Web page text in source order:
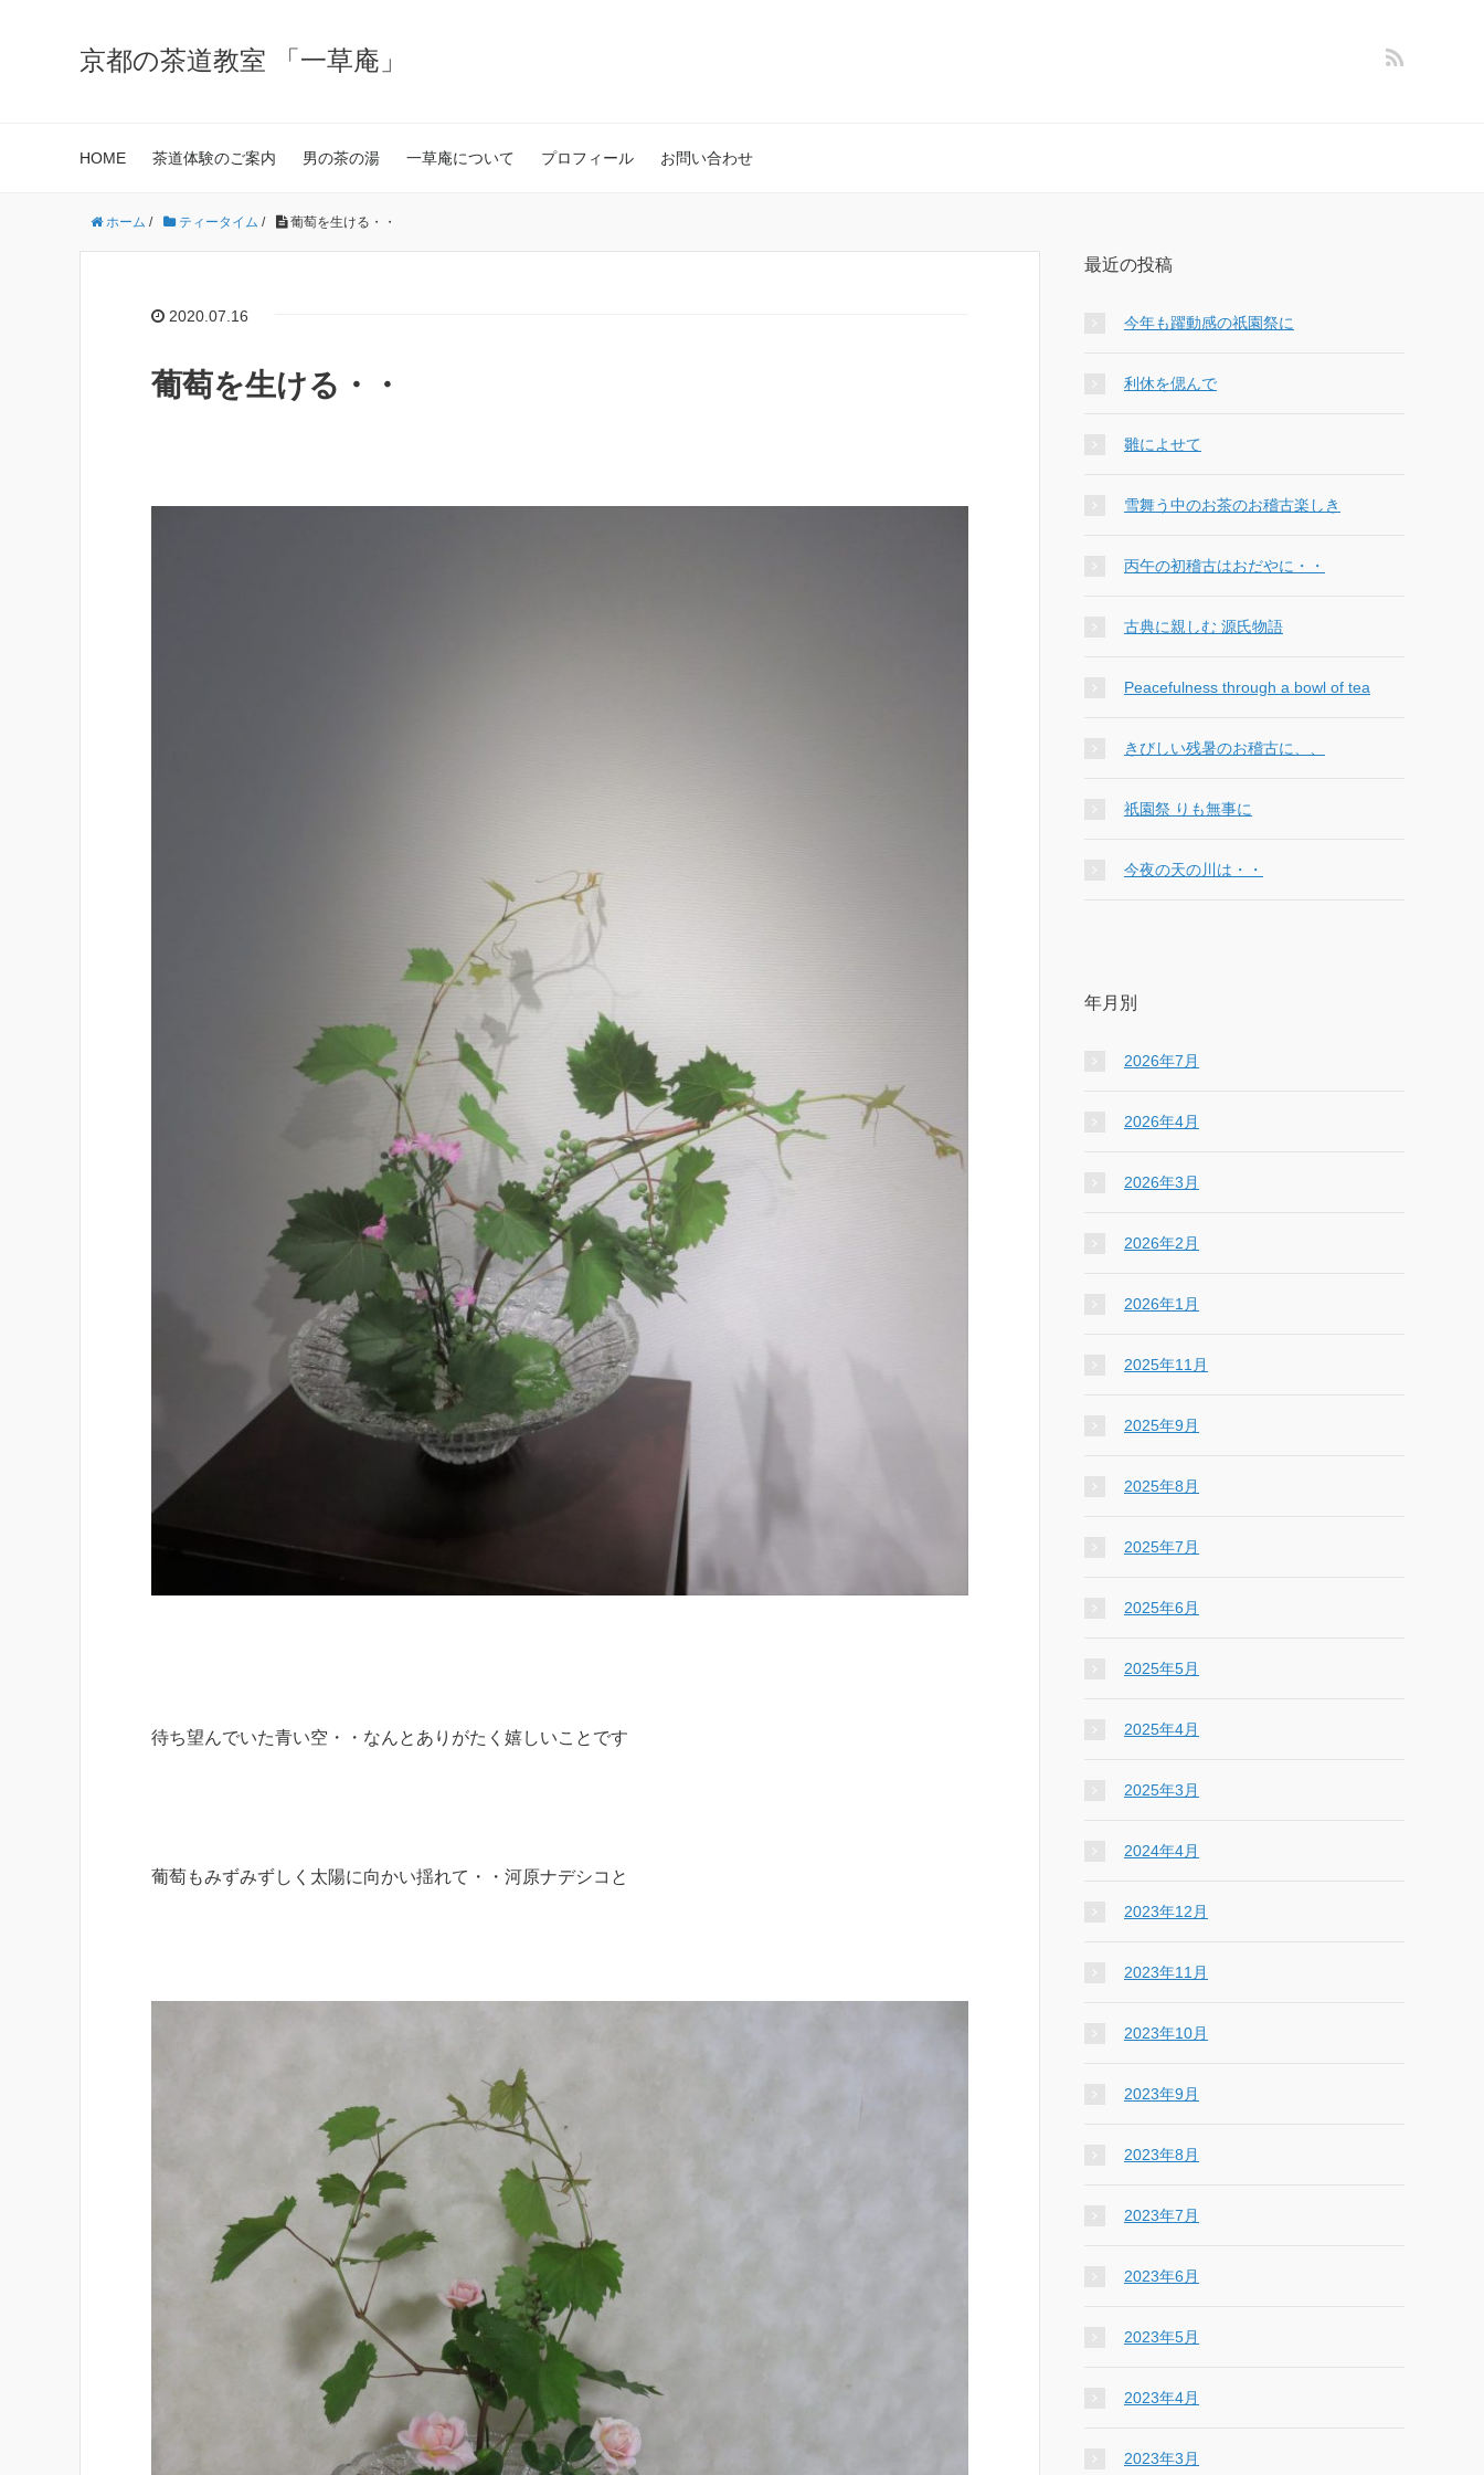
京都の茶道教室 「一草庵」
HOME 茶道体験のご案内 男の茶の湯 一草庵について プロフィール お問い合わせ
ホーム / ティータイム / 葡萄を生ける・・
2020.07.16
葡萄を生ける・・
待ち望んでいた青い空・・なんとありがたく嬉しいことです
葡萄もみずみずしく太陽に向かい揺れて・・河原ナデシコと
最近の投稿
今年も躍動感の祇園祭に
利休を偲んで
雛によせて
雪舞う中のお茶のお稽古楽しき
丙午の初稽古はおだやに・・
古典に親しむ 源氏物語
Peacefulness through a bowl of tea
きびしい残暑のお稽古に、、
祇園祭 りも無事に
今夜の天の川は・・
年月別
2026年7月
2026年4月
2026年3月
2026年2月
2026年1月
2025年11月
2025年9月
2025年8月
2025年7月
2025年6月
2025年5月
2025年4月
2025年3月
2024年4月
2023年12月
2023年11月
2023年10月
2023年9月
2023年8月
2023年7月
2023年6月
2023年5月
2023年4月
2023年3月